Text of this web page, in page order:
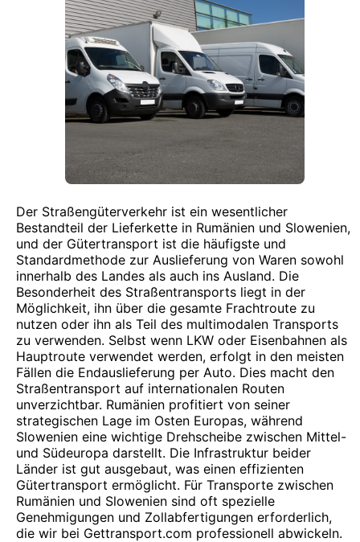
Der Straßengüterverkehr ist ein wesentlicher
Bestandteil der Lieferkette in Rumänien und Slowenien,
und der Gütertransport ist die häufigste und
Standardmethode zur Auslieferung von Waren sowohl
innerhalb des Landes als auch ins Ausland. Die
Besonderheit des Straßentransports liegt in der
Möglichkeit, ihn über die gesamte Frachtroute zu
nutzen oder ihn als Teil des multimodalen Transports
zu verwenden. Selbst wenn LKW oder Eisenbahnen als
Hauptroute verwendet werden, erfolgt in den meisten
Fällen die Endauslieferung per Auto. Dies macht den
Straßentransport auf internationalen Routen
unverzichtbar. Rumänien profitiert von seiner
strategischen Lage im Osten Europas, während
Slowenien eine wichtige Drehscheibe zwischen Mittel-
und Südeuropa darstellt. Die Infrastruktur beider
Länder ist gut ausgebaut, was einen effizienten
Gütertransport ermöglicht. Für Transporte zwischen
Rumänien und Slowenien sind oft spezielle
Genehmigungen und Zollabfertigungen erforderlich,
die wir bei Gettransport.com professionell abwickeln.